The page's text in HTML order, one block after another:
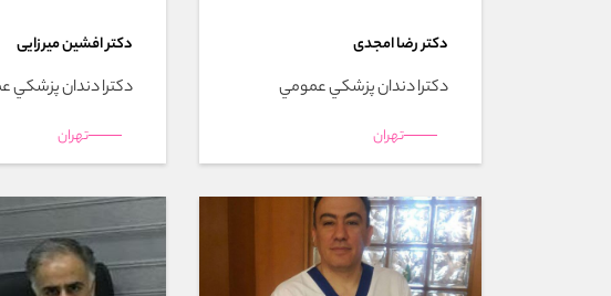
دکتر رضا امجدی
دکترا دندان پزشکي عمومي
تهران
دکتر افشین میرزایی
دکترا دندان پزشکي
تهران